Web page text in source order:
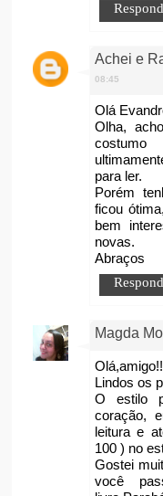
Achei e
08:45
Olá
Olha,
para ler.
Porém
ficou
bem
novas.
Abraços
Magda
Olá,amigo!!
Lindos os
O estilo
coração,
leitura e
100 ) no
Gostei
você